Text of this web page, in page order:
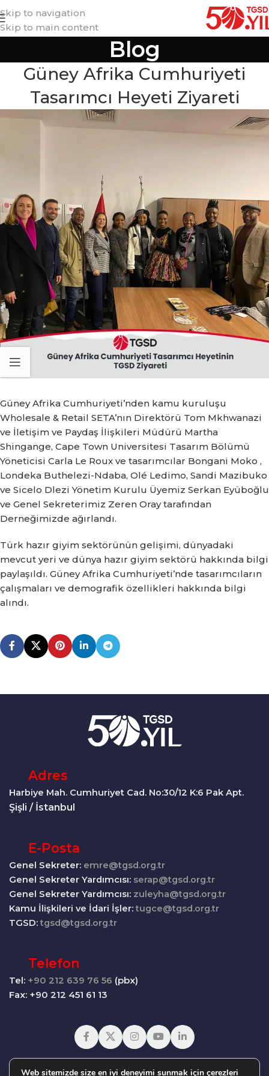
Skip to navigation
Skip to main content
Blog
Güney Afrika Cumhuriyeti
Tasarımcı Heyeti Ziyareti
Güney Afrika Cumhuriyeti’nden kamu kuruluşu
Wholesale & Retail SETA’nın Direktörü Tom Mkhwanazi
ve İletişim ve Paydaş İlişkileri Müdürü Martha
Shingange, Cape Town Universitesi Tasarım Bölümü
Yöneticisi Carla Le Roux ‎ve tasarımcılar Bongani Moko ,
Londeka Buthelezi-Ndaba, Olé Ledimo, Sandi Mazibuko
ve Sicelo Dlezi Yönetim Kurulu Üyemiz Serkan Eyüboğlu
ve Genel Sekreterimiz Zeren Oray tarafından
Derneğimizde ağırlandı.
Türk hazır giyim sektörünün gelişimi, dünyadaki
mevcut yeri ve dünya hazır giyim sektörü hakkında bilgi
paylaşıldı. Güney Afrika Cumhuriyeti’nde tasarımcıların
çalışmaları ve demografik özellikleri hakkında bilgi
alındı.
Adres
Harbiye Mah. Cumhuriyet Cad. No:30/12 K:6 Pak Apt.
Şişli / İstanbul
E-Posta
Genel Sekreter: emre@tgsd.org.tr
Genel Sekreter Yardımcısı: serap@tgsd.org.tr
Genel Sekreter Yardımcısı: zuleyha@tgsd.org.tr
Kamu İlişkileri ve İdari İşler:tugce@tgsd.org.tr
TGSD:tgsd@tgsd.org.tr
Telefon
Tel: +90 212 639 76 56 (pbx)
Fax: +90 212 451 61 13
Web sitemizde size en iyi deneyimi sunmak için çerezleri